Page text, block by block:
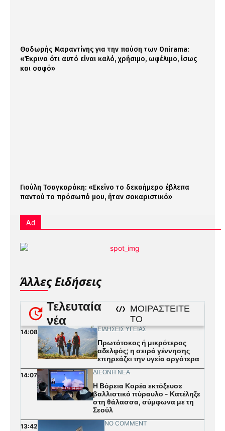
Θοδωρής Μαραντίνης για την παύση των Onirama:
«Έκρινα ότι αυτό είναι καλό, χρήσιμο, ωφέλιμο, ίσως
και σοφό»
Γιούλη Τσαγκαράκη: «Εκείνο το δεκαήμερο έβλεπα
παντού το πρόσωπό μου, ήταν σοκαριστικό»
Ad
Άλλες Ειδήσεις